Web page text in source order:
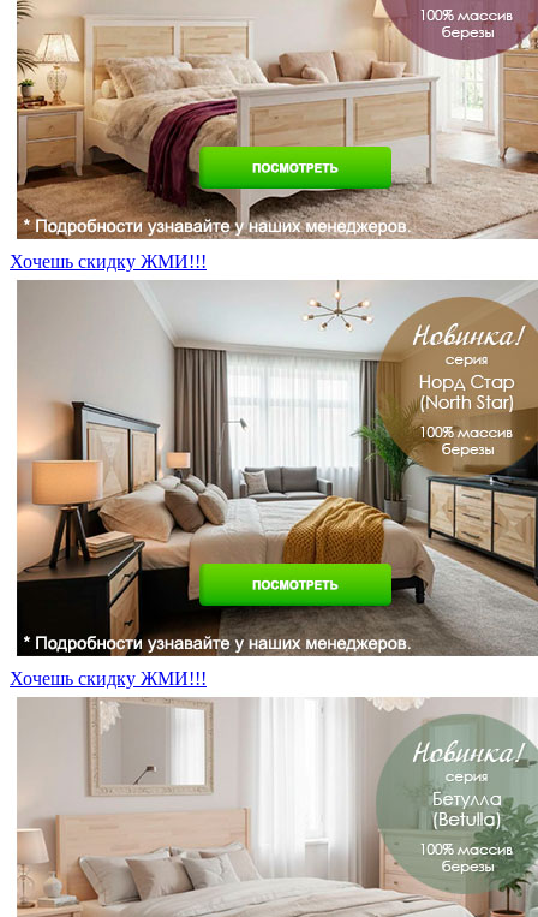
Хочешь скидку ЖМИ!!!
Хочешь скидку ЖМИ!!!